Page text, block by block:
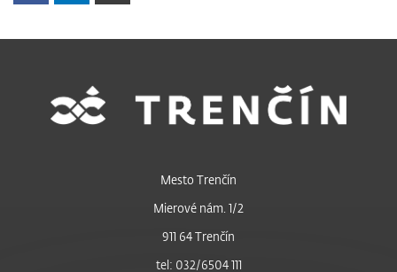
Mesto Trenčín
Mierové nám. 1/2
911 64 Trenčín
tel: 032/6504 111